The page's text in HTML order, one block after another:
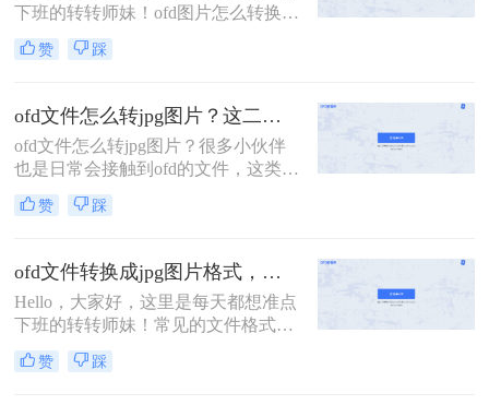
因为ofd不仅不好编辑，打开也是个难
题！那么ofd如何转成图片呢？那下面
我们就简单介绍一些OFD转图片的方
下班的转转师妹！ofd图片怎么转换成
jpg图片？对于OFD文件大家可能还不
是特别清楚，通俗的来说，有人称之
定，导致很多的软件都无法打开，相
信大家在遇到这个格式文件的时候经
历过打不开的现象，因此我们才想要
将其转换成图片来方便阅读使用。很
多小伙伴不清楚怎样将OFD文件转换
成图片，今天教大家一个能够快速实
来学习吧。
赞 踩
ofd文件怎么转jpg图片？这二个方法简单又实用！
ofd文件怎么转jpg图片？很多小伙伴
也是日常会接触到ofd的文件，这类的
文件操作和使用起来也比较麻烦，如
果我们需要上传到一些平台的话，很
转换为jpg格式，有需要的小伙伴快一
起看看ofd转jpg图片的方法吧！
赞 踩
ofd文件转换成jpg图片格式，快来试试这几个OFD转换方法！
Hello，大家好，这里是每天都想准点
下班的转转师妹！常见的文件格式例
如doc、docx、ppt等，使用软件打开
就能进行浏览编辑。但是像OFD文件
赞 踩